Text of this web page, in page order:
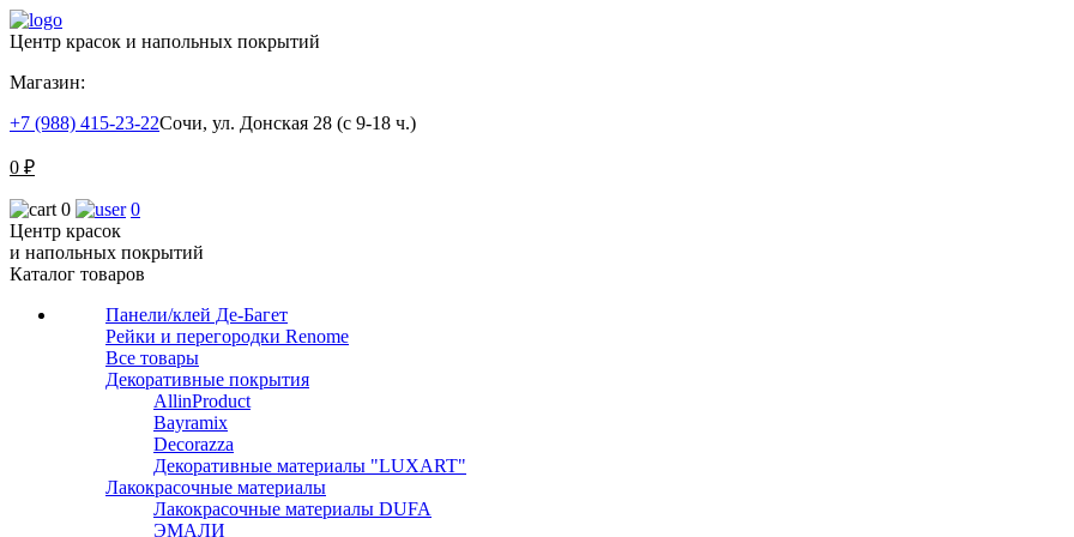
Центр красок и напольных покрытий
Магазин:
+7 (988) 415-23-22Сочи, ул. Донская 28 (с 9-18 ч.)
0 ₽
0
0
Центр красок
и напольных покрытий
Каталог товаров
Панели/клей Де-Багет
Рейки и перегородки Renome
Все товары
Декоративные покрытия
AllinProduct
Bayramix
Decorazza
Декоративные материалы "LUXART"
Лакокрасочные материалы
Лакокрасочные материалы DUFA
ЭМАЛИ